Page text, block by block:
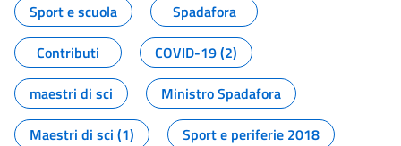
Sport e scuola
Spadafora
Contributi
COVID-19 (2)
maestri di sci
Ministro Spadafora
Maestri di sci (1)
Sport e periferie 2018